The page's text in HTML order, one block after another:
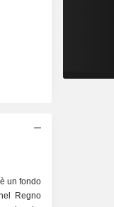
un fondo
Regno